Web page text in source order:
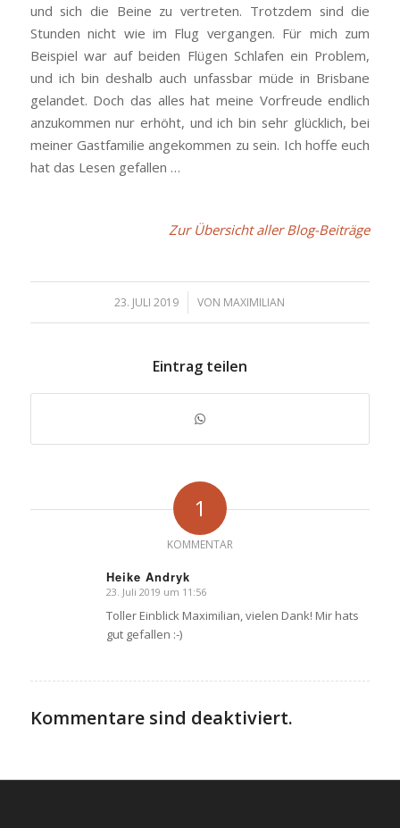
und sich die Beine zu vertreten. Trotzdem sind die
Stunden nicht wie im Flug vergangen. Für mich zum
Beispiel war auf beiden Flügen Schlafen ein Problem,
und ich bin deshalb auch unfassbar müde in Brisbane
gelandet. Doch das alles hat meine Vorfreude endlich
anzukommen nur erhöht, und ich bin sehr glücklich, bei
meiner Gastfamilie angekommen zu sein. Ich hoffe euch
hat das Lesen gefallen …
Zur Übersicht aller Blog-Beiträge
23. JULI 2019
/ VON MAXIMILIAN
Eintrag teilen
1
KOMMENTAR
Heike Andryk
sagte:
23. Juli 2019 um 11:56
Toller Einblick Maximilian, vielen Dank! Mir hats
gut gefallen :-)
Kommentare sind deaktiviert.